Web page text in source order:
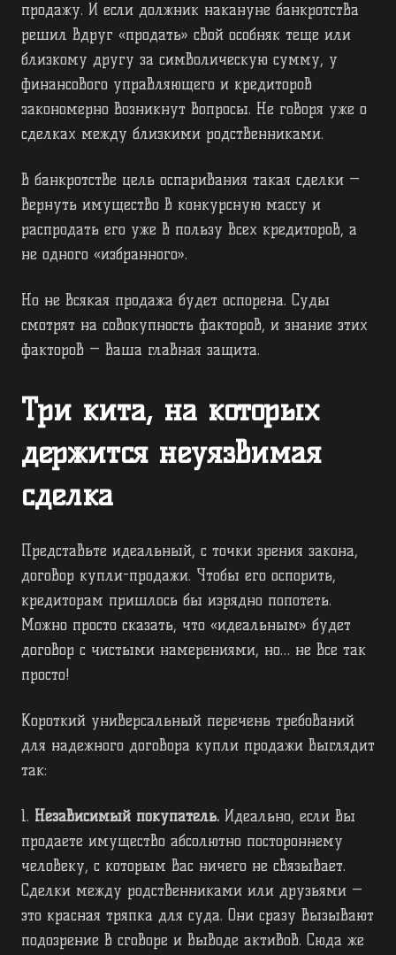
продажу. И если должник накануне банкротства
решил вдруг «продать» свой особняк теще или
близкому другу за символическую сумму, у
финансового управляющего и кредиторов
закономерно возникнут вопросы. Не говоря уже о
сделках между близкими родственниками.
В банкротстве цель оспаривания такая сделки —
вернуть имущество в конкурсную массу и
распродать его уже в пользу всех кредиторов, а
не одного «избранного».
Но не всякая продажа будет оспорена. Суды
смотрят на совокупность факторов, и знание этих
факторов — ваша главная защита.
Три кита, на которых
держится неуязвимая
сделка
Представьте идеальный, с точки зрения закона,
договор купли-продажи. Чтобы его оспорить,
кредиторам пришлось бы изрядно попотеть.
Можно просто сказать, что «идеальным» будет
договор с чистыми намерениями, но… не все так
просто!
Короткий универсальный перечень требований
для надежного договора купли продажи выглядит
так:
1. Независимый покупатель. Идеально, если вы
продаете имущество абсолютно постороннему
человеку, с которым вас ничего не связывает.
Сделки между родственниками или друзьями —
это красная тряпка для суда. Они сразу вызывают
подозрение в сговоре и выводе активов. Сюда же